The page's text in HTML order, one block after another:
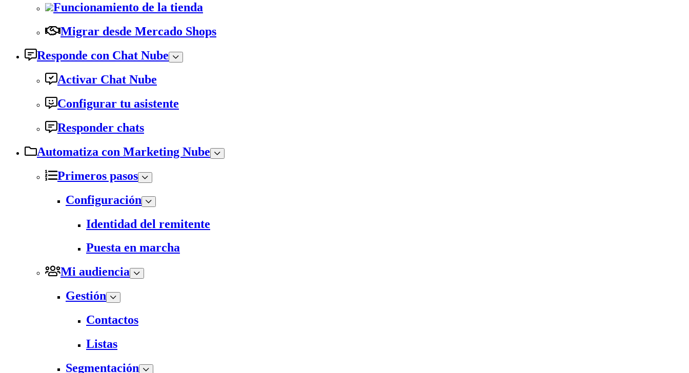
Funcionamiento de la tienda
Migrar desde Mercado Shops
Responde con Chat Nube
Activar Chat Nube
Configurar tu asistente
Responder chats
Automatiza con Marketing Nube
Primeros pasos
Configuración
Identidad del remitente
Puesta en marcha
Mi audiencia
Gestión
Contactos
Listas
Segmentación